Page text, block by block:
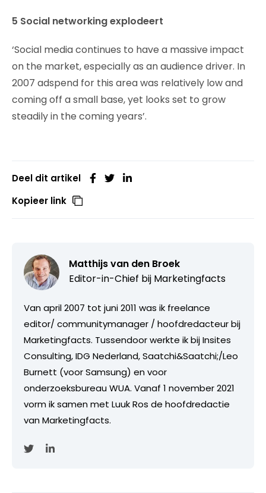
5 Social networking explodeert
‘Social media continues to have a massive impact
on the market, especially as an audience driver. In
2007 adspend for this area was relatively low and
coming off a small base, yet looks set to grow
steadily in the coming years’.
Deel dit artikel
Kopieer link
Matthijs van den Broek
Editor-in-Chief bij Marketingfacts
Van april 2007 tot juni 2011 was ik freelance
editor/ communitymanager / hoofdredacteur bij
Marketingfacts. Tussendoor werkte ik bij Insites
Consulting, IDG Nederland, Saatchi&Saatchi;/Leo
Burnett (voor Samsung) en voor
onderzoeksbureau WUA. Vanaf 1 november 2021
vorm ik samen met Luuk Ros de hoofdredactie
van Marketingfacts.